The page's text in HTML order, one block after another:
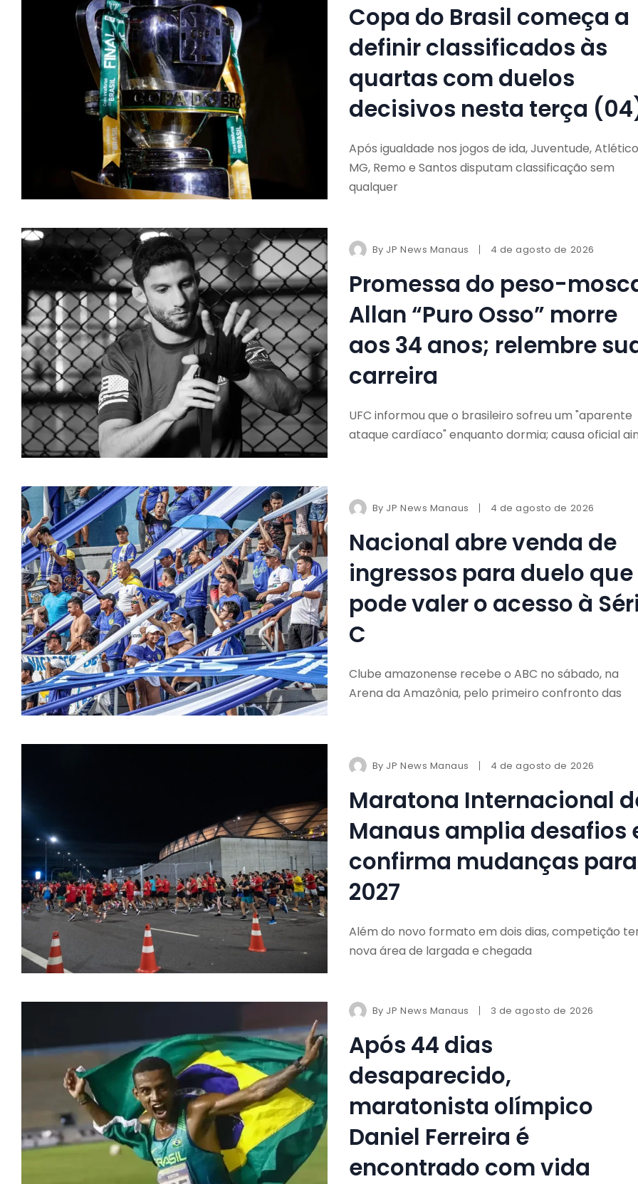
Copa do Brasil começa a
definir classificados às
quartas com duelos
decisivos nesta terça
Após igualdade nos jogos de ida, Juventude,
MG, Remo e Santos disputam classificação sem
qualquer
By JP News Manaus 4 de agosto de 2026
Promessa do peso-
Allan “Puro Osso” morre
aos 34 anos; relembre
carreira
UFC informou que o brasileiro sofreu um "aparente
ataque cardíaco" enquanto dormia; causa oficial
By JP News Manaus 4 de agosto de 2026
Nacional abre venda de
ingressos para duelo que
pode valer o acesso à
C
Clube amazonense recebe o ABC no sábado, na
Arena da Amazônia, pelo primeiro confronto das
By JP News Manaus 4 de agosto de 2026
Maratona Internacional
Manaus amplia desafios
confirma mudanças para
2027
Além do novo formato em dois dias, competição
nova área de largada e chegada
By JP News Manaus 3 de agosto de 2026
Após 44 dias
desaparecido,
maratonista olímpico
Daniel Ferreira é
encontrado com vida